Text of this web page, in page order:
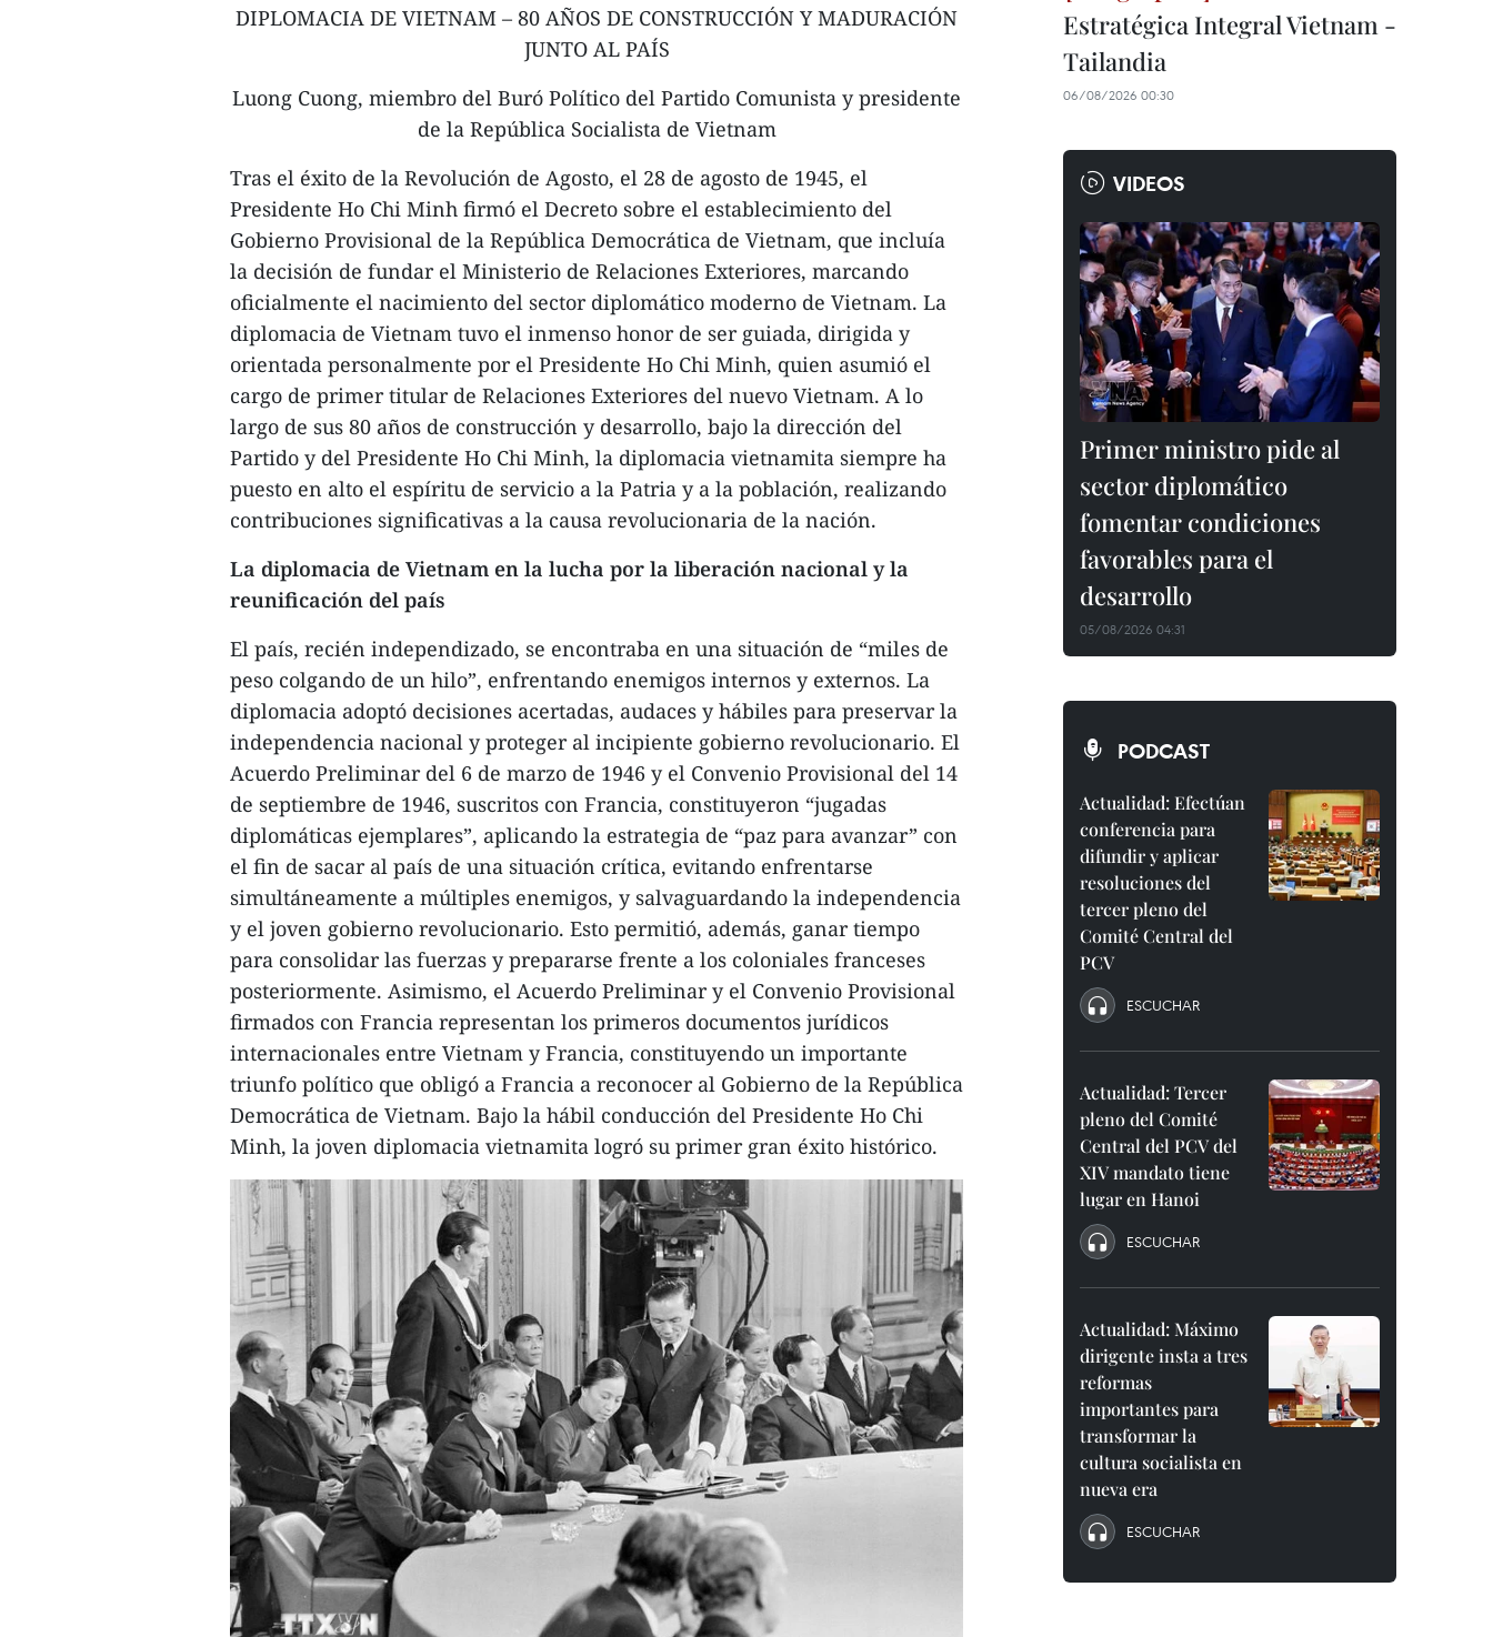
DIPLOMACIA DE VIETNAM – 80 AÑOS DE CONSTRUCCIÓN Y MADURACIÓN
JUNTO AL PAÍS
Luong Cuong, miembro del Buró Político del Partido Comunista y presidente
de la República Socialista de Vietnam
Tras el éxito de la Revolución de Agosto, el 28 de agosto de 1945, el
Presidente Ho Chi Minh firmó el Decreto sobre el establecimiento del
Gobierno Provisional de la República Democrática de Vietnam, que incluía
la decisión de fundar el Ministerio de Relaciones Exteriores, marcando
oficialmente el nacimiento del sector diplomático moderno de Vietnam. La
diplomacia de Vietnam tuvo el inmenso honor de ser guiada, dirigida y
orientada personalmente por el Presidente Ho Chi Minh, quien asumió el
cargo de primer titular de Relaciones Exteriores del nuevo Vietnam. A lo
largo de sus 80 años de construcción y desarrollo, bajo la dirección del
Partido y del Presidente Ho Chi Minh, la diplomacia vietnamita siempre ha
puesto en alto el espíritu de servicio a la Patria y a la población, realizando
contribuciones significativas a la causa revolucionaria de la nación.
La diplomacia de Vietnam en la lucha por la liberación nacional y la
reunificación del país
El país, recién independizado, se encontraba en una situación de “miles de
peso colgando de un hilo”, enfrentando enemigos internos y externos. La
diplomacia adoptó decisiones acertadas, audaces y hábiles para preservar la
independencia nacional y proteger al incipiente gobierno revolucionario. El
Acuerdo Preliminar del 6 de marzo de 1946 y el Convenio Provisional del 14
de septiembre de 1946, suscritos con Francia, constituyeron “jugadas
diplomáticas ejemplares”, aplicando la estrategia de “paz para avanzar” con
el fin de sacar al país de una situación crítica, evitando enfrentarse
simultáneamente a múltiples enemigos, y salvaguardando la independencia
y el joven gobierno revolucionario. Esto permitió, además, ganar tiempo
para consolidar las fuerzas y prepararse frente a los coloniales franceses
posteriormente. Asimismo, el Acuerdo Preliminar y el Convenio Provisional
firmados con Francia representan los primeros documentos jurídicos
internacionales entre Vietnam y Francia, constituyendo un importante
triunfo político que obligó a Francia a reconocer al Gobierno de la República
Democrática de Vietnam. Bajo la hábil conducción del Presidente Ho Chi
Minh, la joven diplomacia vietnamita logró su primer gran éxito histórico.
Estratégica Integral Vietnam -
Tailandia
06/08/2026 00:30
VIDEOS
Primer ministro pide al
sector diplomático
fomentar condiciones
favorables para el
desarrollo
05/08/2026 04:31
PODCAST
Actualidad: Efectúan
conferencia para
difundir y aplicar
resoluciones del
tercer pleno del
Comité Central del
PCV
ESCUCHAR
Actualidad: Tercer
pleno del Comité
Central del PCV del
XIV mandato tiene
lugar en Hanoi
ESCUCHAR
Actualidad: Máximo
dirigente insta a tres
reformas
importantes para
transformar la
cultura socialista en
nueva era
ESCUCHAR